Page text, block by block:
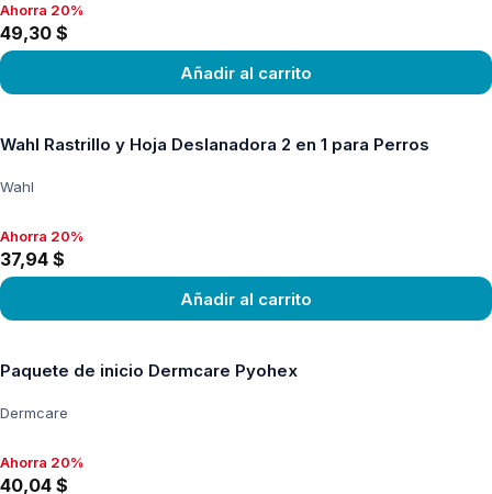
Ahorra 20%, 49,30 $
Ahorra 20%
49,30 $
Añadir al carrito
Wahl Rastrillo y Hoja Deslanadora 2 en 1 para Perros
Wahl
Ahorra 20%, 37,94 $
Ahorra 20%
37,94 $
Añadir al carrito
Paquete de inicio Dermcare Pyohex
Dermcare
Ahorra 20%, 40,04 $
Ahorra 20%
40,04 $